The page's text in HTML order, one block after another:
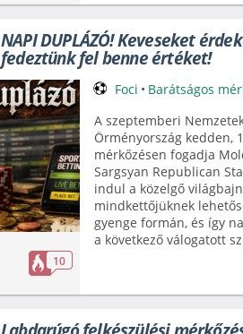
NAPI DUPLÁZÓ! Keveseket
fedeztünk fel benne értéket!
10
Foci • Barátságos
A szeptemberi
Örményország kedden,
mérkőzésen fogadja
Sargsyan Republican
indul a közelgő
mindkettőjüknek
gyenge formán, és így
a következő válogatott